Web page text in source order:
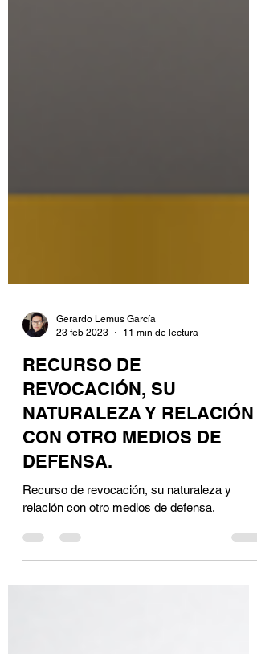
23 feb 2023
11 min de lectura
RECURSO DE
REVOCACIÓN, SU
NATURALEZA Y RELACIÓN
CON OTRO MEDIOS DE
DEFENSA.
relación con otro medios de defensa.